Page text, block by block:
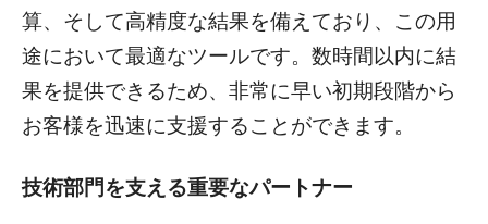
算、そして高精度な結果を備えており、この用
途において最適なツールです。数時間以内に結
果を提供できるため、非常に早い初期段階から
お客様を迅速に支援することができます。
技術部門を支える重要なパートナー